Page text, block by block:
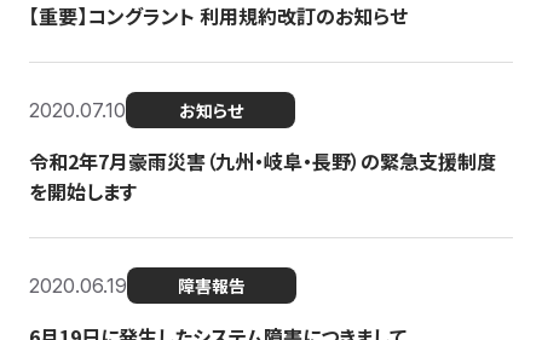
【重要】コングラント 利用規約改訂のお知らせ
2020.07.10 お知らせ
令和2年7月豪雨災害（九州・岐阜・長野）の緊急支援制度
を開始します
2020.06.19 障害報告